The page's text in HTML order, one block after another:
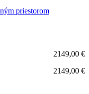
priestorom
2149,00 €
2149,00 €